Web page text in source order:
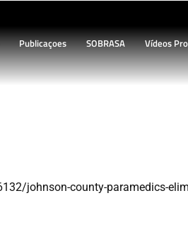
Publicaçoes SOBRASA Vídeos
pré-
johnson-county-paramedics-